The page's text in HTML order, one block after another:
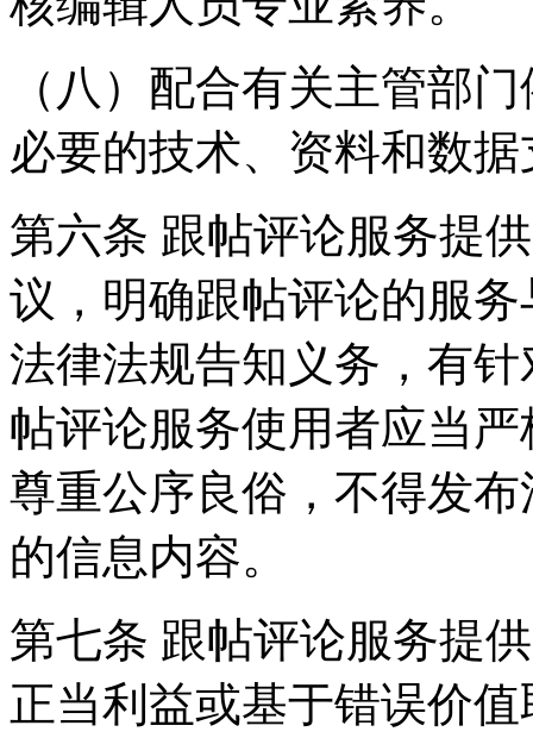
（八）配合有关主管部
必要的技术、资料和数
第六条 跟帖评论服务提
议，明确跟帖评论的服
法律法规告知义务，有
帖评论服务使用者应当
尊重公序良俗，不得发
的信息内容。
第七条 跟帖评论服务提
正当利益或基于错误价